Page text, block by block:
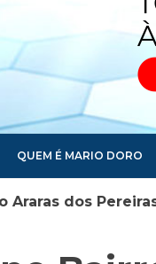
QUEM É MARIO DORO
Araras dos